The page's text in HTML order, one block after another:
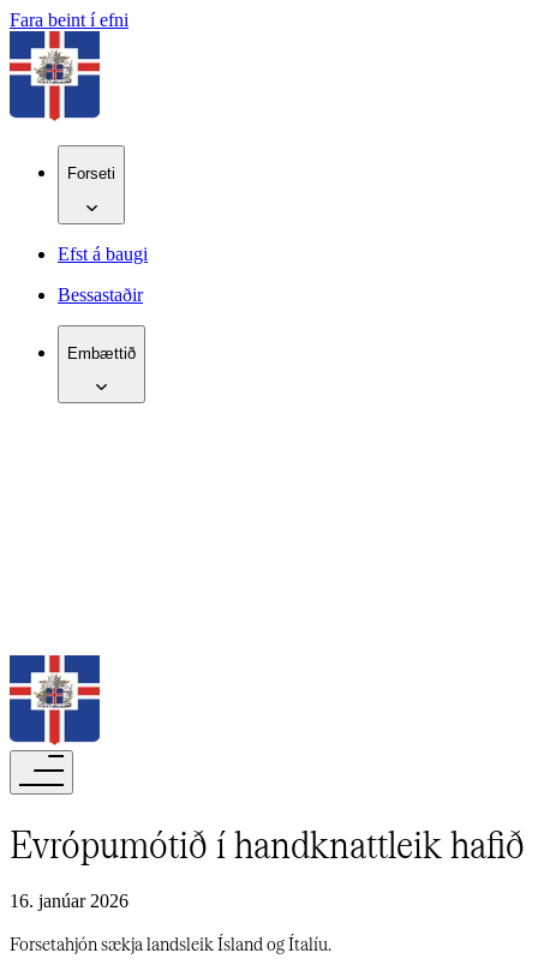
Fara beint í efni
Forseti
Efst á baugi
Bessastaðir
Embættið
Evrópumótið í handknattleik hafið​​​​‌ ‍ ​‍​‍‌‍ ‌ ​‍‌‍‍‌‌‍‌ ‌‍‍‌‌‍ ‍​‍​‍​ ‍‍​‍​‍‌ ​ ‌‍​‌‌‍ ‍‌‍‍‌‌ ‌​‌ ‍‌​‍ ‍‌‍‍‌‌‍ ​‍​‍​‍ ​​‍​‍‌‍‍​‌ ​‍‌‍‌‌‌‍‌‍​‍​‍​ ‍‍​‍​‍‌‍‍​‌ ‌​‌ ‌​‌ ​​‌ ​ ​‍ ​‍ ‌‍‌‍‌‍ ‌ ​‍‌ ​ ‌‍‌‌‌ ‌​‌‍‍‌​‍ ‌‌‍‍‌‌ ​ ‌‍ ​‌‍​‌‌‍ ‍‌‍‌​‌ ​ ​‍ ‍‌ ‌‍‌‍‌‌‌ ​‍‌‍​ ‌‍‌‌‌‍ ​​‍ ‍‌‍​‌‌ ​​‌ ​​​‍ ‌ ​ ‌ ‌​‌ ‌‌‌‍‌​‌‍‍‌‌‍ ​‍ ‌‍‍‌‌‍ ‍‌ ‌​‌‍‌‌‌‍ ‍‌ ‌​​‍ ‌‍‌‌‌‍‌​‌‍‍‌‌ ‌​​‍ ‌‍ ‌‌‍ ‌‍‌​‌‍‌‌​ ‌‌ ​​‌ ​‍‌‍‌‌‌ ​ ‌‍‌‌‌‍ ‍‌ ‌​‌‍​‌‌ ‌​‌‍‍‌‌‍ ‌‍ ‍​ ‍ ‌‍‍‌‌‍‌​​ ‌‌‍‍​‌ ‌ ‌​ ‍‌ ​​‌​​‌‌‌‍‍‌ ‌ ‌‍‍‍‌‍‍​‌‍‌​‌‌‌‌‌‍‌‍‌‍‍‍‌‍ ‌‌ ‌‍‌​‍‍‌​ ‌‌‌‍‌‌‍‌‌‌​‍​‌‍​‍​ ​​​ ‍ ‌ ‌​‌ ‍‌‌ ​​‌‍‌‌​ ‌‌‍ ‍‌‍‌‌‌ ‌ ‌ ​ ​ ‍ ‌ ​​‌‍​‌‌ ‌​‌‍‍​​ ‌‌ ‌​‌‍‍‌‌ ‌​‌‍ ​‌‍‌‌​ ‌‍​‍‌‍​‌‌ ​ ‌‍‌‌‌‌‌‌‌ ​‍‌‍ ​​ ‌‌‍‍​‌ ‌​‌ ‌​‌ ​​‌ ​ ​‍‌‌​ ​‍‌​‌‍​‍‌‌​ ​‍‌​‌‍‌‍‌‍‌‍ ‌ ​‍‌ ​ ‌‍‌‌‌ ‌​‌‍‍‌​‍ ‌‌‍‍‌‌ ​ ‌‍ ​‌‍​‌‌‍ ‍‌‍‌​‌ ​ ​‍ ‍‌ ‌‍‌‍‌‌‌ ​‍‌‍​ ‌‍‌‌‌‍ ​​‍ ‍‌‍​‌‌ ​​‌ ​​​‍‌‌​ ​‍‌​‌‍‌ ​ ‌ ‌​‌ ‌‌‌‍‌​‌‍‍‌‌‍ ​‍‌‍‌‍‍‌‌‍‌​​ ‌‌‍‍​‌ ‌ ‌​ ‍‌ ​​‌​​‌‌‌‍‍‌ ‌ ‌‍‍‍‌‍‍​‌‍‌​‌‌‌‌‌‍‌‍‌‍‍‍‌‍ ‌‌ ‌‍‌​‍‍‌​ ‌‌‌‍‌‌‍‌‌‌​‍​‌‍​‍​ ​​​‍‌‍‌ ‌​‌ ‍‌‌ ​​‌‍‌‌​ ‌‌‍ ‍‌‍‌‌‌ ‌ ‌ ​ ​‍‌‍‌ ​​‌‍​‌‌ ‌​‌‍‍​​ ‌‌ ‌​‌‍‍‌‌ ‌​‌‍ ​‌‍‌‌​‍‌‍‌ ​​‌‍‌‌‌ ​‍‌ ​ ‌ ​​‌‍‌‌‌‍​ ‌ ‌​‌‍‍‌‌ ‌‍‌‍‌‌​ ‌‌ ​​‌ ‌‌‌‍​‍‌‍ ​‌‍‍‌‌ ​ ‌‍‍​‌‍‌‌‌‍‌​​‍​‍‌ ‌
16. janúar 2026
Forsetahjón sækja landsleik Ísland og Ítalíu.​​​​‌ ‍ ​‍​‍‌‍ ‌ ​‍‌‍‍‌‌‍‌ ‌‍‍‌‌‍ ‍​‍​‍​ ‍‍​‍​‍‌ ​ ‌‍​‌‌‍ ‍‌‍‍‌‌ ‌​‌ ‍‌​‍ ‍‌‍‍‌‌‍ ​‍​‍​‍ ​​‍​‍‌‍‍​‌ ​‍‌‍‌‌‌‍‌‍​‍​‍​ ‍‍​‍​‍‌‍‍​‌ ‌​‌ ‌​‌ ​​‌ ​ ​‍ ​‍ ‌‍‌‍‌‍ ‌ ​‍‌ ​ ‌‍‌‌‌ ‌​‌‍‍‌​‍ ‌‌‍‍‌‌ ​ ‌‍ ​‌‍​‌‌‍ ‍‌‍‌​‌ ​ ​‍ ‍‌ ‌‍‌‍‌‌‌ ​‍‌‍​ ‌‍‌‌‌‍ ​​‍ ‍‌‍​‌‌ ​​‌ ​​​‍ ‌ ​ ‌ ‌​‌ ‌‌‌‍‌​‌‍‍‌‌‍ ​‍ ‌‍‍‌‌‍ ‍‌ ‌​‌‍‌‌‌‍ ‍‌ ‌​​‍ ‌‍‌‌‌‍‌​‌‍‍‌‌ ‌​​‍ ‌‍ ‌‌‍ ‌‍‌​‌‍‌‌​ ‌‌ ​​‌ ​‍‌‍‌‌‌ ​ ‌‍‌‌‌‍ ‍‌ ‌​‌‍​‌‌ ‌​‌‍‍‌‌‍ ‌‍ ‍​ ‍ ‌‍‍‌‌‍‌​​ ‌‌‍‍​‌ ‌ ‌​ ‍‌ ​​‌​​‌‌‌‍‍‌ ‌ ‌‍‍‍‌‍‍​‌‍‌​‌‌‌‌‌‍‌‍‌‍‍‍‌‍ ‌‌ ‌‍‌​‍‍‌​ ‌‌‌‍‌‌‍‌‌‌​‍​‌‍​‍​ ​​​ ‍ ‌ ‌​‌ ‍‌‌ ​​‌‍‌‌​ ‌‌‍ ‍‌‍‌‌‌ ‌ ‌ ​ ​ ‍ ‌ ​​‌‍​‌‌ ‌​‌‍‍​​ ‌‌‍‌​‌‍‌‌‌ ​ ‌‍​ ‌ ​‍‌‍‍‌‌ ​​‌ ‌​‌‍‍‌‌‍ ‌‍ ‍​ ‌‍​‍‌‍​‌‌ ​ ‌‍‌‌‌‌‌‌‌ ​‍‌‍ ​​ ‌‌‍‍​‌ ‌​‌ ‌​‌ ​​‌ ​ ​‍‌‌​ ​‍‌​‌‍​‍‌‌​ ​‍‌​‌‍‌‍‌‍‌‍ ‌ ​‍‌ ​ ‌‍‌‌‌ ‌​‌‍‍‌​‍ ‌‌‍‍‌‌ ​ ‌‍ ​‌‍​‌‌‍ ‍‌‍‌​‌ ​ ​‍ ‍‌ ‌‍‌‍‌‌‌ ​‍‌‍​ ‌‍‌‌‌‍ ​​‍ ‍‌‍​‌‌ ​​‌ ​​​‍‌‌​ ​‍‌​‌‍‌ ​ ‌ ‌​‌ ‌‌‌‍‌​‌‍‍‌‌‍ ​‍‌‍‌‍‍‌‌‍‌​​ ‌‌‍‍​‌ ‌ ‌​ ‍‌ ​​‌​​‌‌‌‍‍‌ ‌ ‌‍‍‍‌‍‍​‌‍‌​‌‌‌‌‌‍‌‍‌‍‍‍‌‍ ‌‌ ‌‍‌​‍‍‌​ ‌‌‌‍‌‌‍‌‌‌​‍​‌‍​‍​ ​​​‍‌‍‌ ‌​‌ ‍‌‌ ​​‌‍‌‌​ ‌‌‍ ‍‌‍‌‌‌ ‌ ‌ ​ ​‍‌‍‌ ​​‌‍​‌‌ ‌​‌‍‍​​ ‌‌‍‌​‌‍‌‌‌ ​ ‌‍​ ‌ ​‍‌‍‍‌‌ ​​‌ ‌​‌‍‍‌‌‍ ‌‍ ‍​‍‌‍‌ ​​‌‍‌‌‌ ​‍‌ ​ ‌ ​​‌‍‌‌‌‍​ ‌ ‌​‌‍‍‌‌ ‌‍‌‍‌‌​ ‌‌ ​​‌ ‌‌‌‍​‍‌‍ ​‌‍‍‌‌ ​ ‌‍‍​‌‍‌‌‌‍‌​​‍​‍‌ ‌